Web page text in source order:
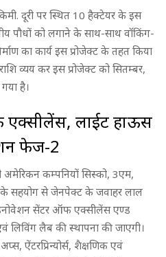
दूरी पर स्थित 10 हैक्टेयर के इस
पौधों को लगाने के साथ-साथ वॉकिंग-
का कार्य इस प्रोजेक्ट के तहत किया
व्यय कर इस प्रोजेक्ट को सितम्बर,
है।
लाईट हाऊस
फेज-2
अमेरिकन कम्पनियों सिस्को, 3एम,
के सहयोग से जेनपेक्ट के जवाहर लाल
इनोवेशन सेंटर ऑफ एक्सीलेंस एण्ड
लैब की स्थापना की जाएगी।
ऐंटरप्रिन्योर्स, शैक्षणिक एवं